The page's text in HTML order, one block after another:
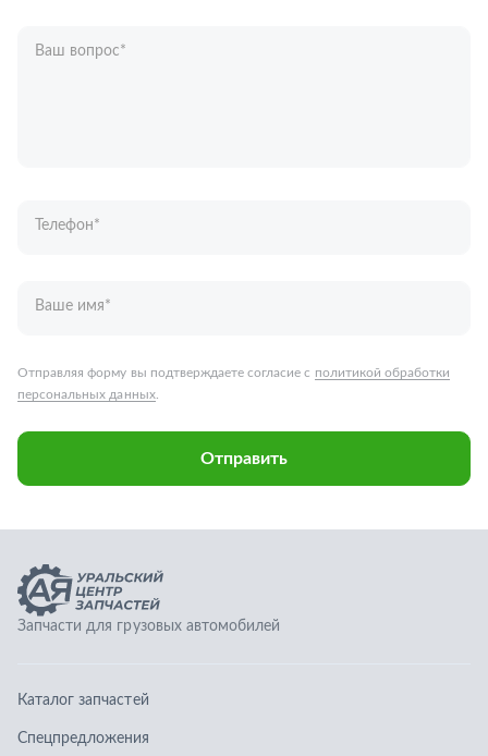
Ваш вопрос*
Запчасти для грузовых автомобилей
Каталог запчастей
Спецпредложения
О компании
Контакты
Доставка и оплата